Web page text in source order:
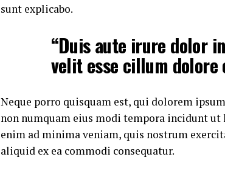
sunt explicabo.
“Duis aute irure dolor
velit esse cillum dolore
Neque porro quisquam est, qui dolorem
non numquam eius modi tempora incidunt
enim ad minima veniam, quis nostrum
aliquid ex ea commodi consequatur.